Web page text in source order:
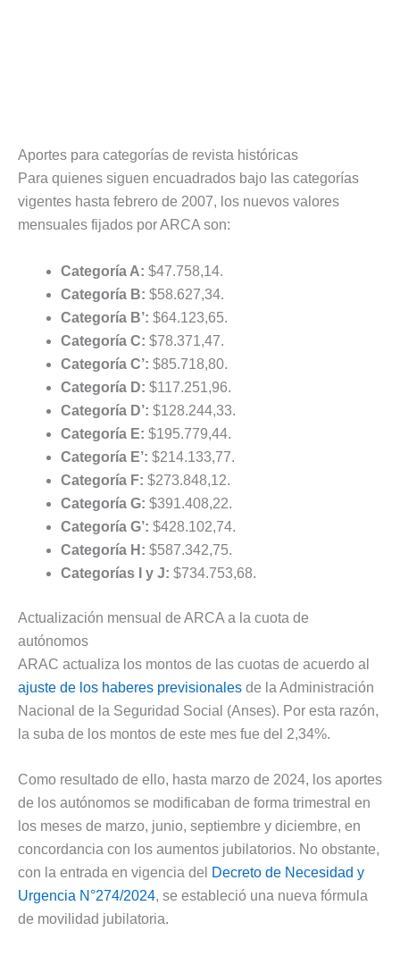
Aportes para categorías de revista históricas
Para quienes siguen encuadrados bajo las categorías
vigentes hasta febrero de 2007, los nuevos valores
mensuales fijados por ARCA son:
Categoría A: $47.758,14.
Categoría B: $58.627,34.
Categoría B’: $64.123,65.
Categoría C: $78.371,47.
Categoría C’: $85.718,80.
Categoría D: $117.251,96.
Categoría D’: $128.244,33.
Categoría E: $195.779,44.
Categoría E’: $214.133,77.
Categoría F: $273.848,12.
Categoría G: $391.408,22.
Categoría G’: $428.102,74.
Categoría H: $587.342,75.
Categorías I y J: $734.753,68.
Actualización mensual de ARCA a la cuota de
autónomos
ARAC actualiza los montos de las cuotas de acuerdo al
ajuste de los haberes previsionales de la Administración
Nacional de la Seguridad Social (Anses). Por esta razón,
la suba de los montos de este mes fue del 2,34%.
Como resultado de ello, hasta marzo de 2024, los aportes
de los autónomos se modificaban de forma trimestral en
los meses de marzo, junio, septiembre y diciembre, en
concordancia con los aumentos jubilatorios. No obstante,
con la entrada en vigencia del
Decreto de Necesidad y
Urgencia N°274/2024, se estableció una nueva fórmula
de movilidad jubilatoria.